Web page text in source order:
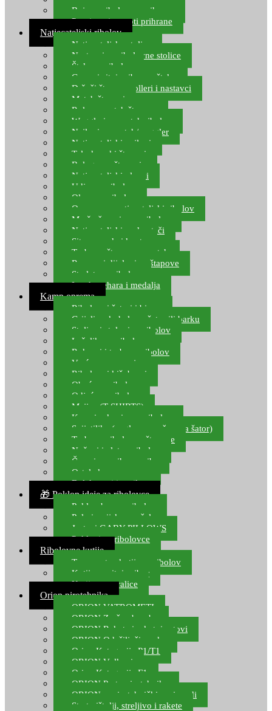
Boje za ribolovnu prihranu
Provjereni recepti prihrane
Natjecateljski ribolov
Natjecateljske stolice
Nastavci za ribolovne stolice
Šteke za ribolov
Gume i sitni pribor za šteku
Držači štapova rolleri i nastavci
Match štapovi
Role za match štapove
Waggleri za match ribolov
Najloni za match/waggler
Natjecateljski najloni
Teleskopski štapovi
Bolognese štapovi
Natjecateljski plovci
Udice za ribolov
Olovo za ribolov
Oprema za natjecateljski ribolov
Mreže čuvarice za ribolov
Natjecateljski podmetači
Sito, posude i kante
Torbe za štapove – match
Rezervni dijelovi za štapove
Starlete za ribolov
Izrada pehara i medalja
Kamp oprema
Ribolovni šatori i bivvy
Grijalice, kuhala za šator ili barku
Stolice i stolovi za ribolov
Ležaljke za ribolov
Ruksaci i torbe za ribolov
Vreće za spavanje
Ribolovni kišobrani
Obuća za ribolov
Odjeća za ribolov
Majice (T-SHIRTS)
Kape i rukavice za ribolov
Svijetiljke (naglavne, ručne, za šator)
Torbe za ribolovne štapove
Noževi i alat za ribolov
Čamci za prihranu ribe
Ostala kamp oprema
Dalekozori i optika
🎁 Poklon ideje za ribolovce
Poklon bon za ribolov
Polarizacijske naočale
Jastuci GABY PILLOWS
Pokloni za ribolovce
Ribolovne kutije
Transportne kutije za ribolov
Kutije za sitni pribor
Kutije za varalice
Orion pirotehnika
ORION VATROMETI
ORION Zračne bombe
ORION Rakete i raketni setovi
ORION Odašiljači zvuka
Orion Kategorija P1/T1
ORION Vulkani
Orion Kategorija F1
ORION Party pirotehnika
ORION nepirotehnički proizvodi
Start pištolji, streljivo i rakete